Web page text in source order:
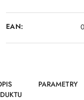
EAN:
PARAMETRY